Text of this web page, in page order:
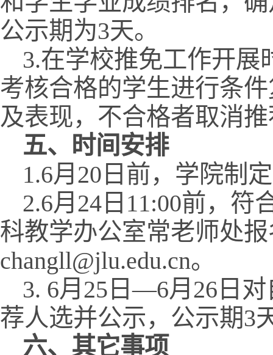
公示期为3天。
3.在学校推免工作开展
考核合格的学生进行条
及表现，不合格者取消
五、时间安排
1.6月20日前，学院制
2.6月24日11:00前，
科教学办公室常老师处
changll@jlu.edu.cn。
3. 6月25日—6月26日
荐人选并公示，公示期3
六、其它事项